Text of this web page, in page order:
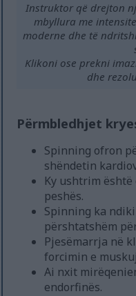
Instruktor që drejton
mbyllura me
moderne dhe të
Klikoni ose prekni
dhe
Përmbledhjet
Spinning ofron
shëndetin
Ky ushtrim
peshës.
Spinning ka
përshtatshëm
Pjesëmarrja në
forcimin e
Ai nxit
endorfinës.